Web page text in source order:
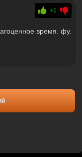
+1
время. фу.